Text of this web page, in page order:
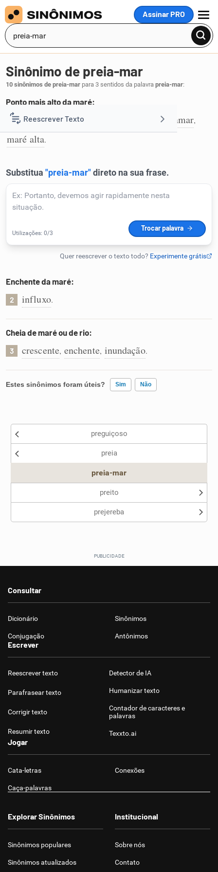
Assinar PRO
MENU
Reescrever Texto
Resumir Texto
Corrigir Texto
Detector de IA
Humanizador de IA
Cata-letras
Conexões
Caça-palavras
Sinônimo de preia-mar
10 sinônimos de preia-mar para 3 sentidos da palavra preia-mar:
Ponto mais alto da maré:
1 maré-cheia,cheia preamar,
maré alta.
Enchente da maré:
2 influxo.
Cheia de maré ou de rio:
3 crescente, enchente, inundação.
Estes sinônimos foram úteis? Sim Não
Nenhum dos sinônimos apresentados me ajudou
preguiçoso
preia
preia-mar
preito
prejereba
Consultar
Dicionário Sinônimos
Conjugação Antônimos
Escrever
Reescrever texto
Parafrasear texto
Corrigir texto
Resumir texto
Detector de IA
Humanizar texto
Contador de caracteres e
palavras
Texxto.ai
Jogar
Cata-letras Conexões
Caça-palavras
Explorar Sinônimos
Sinônimos populares
Sinônimos atualizados
Institucional
Sobre nós
Contato